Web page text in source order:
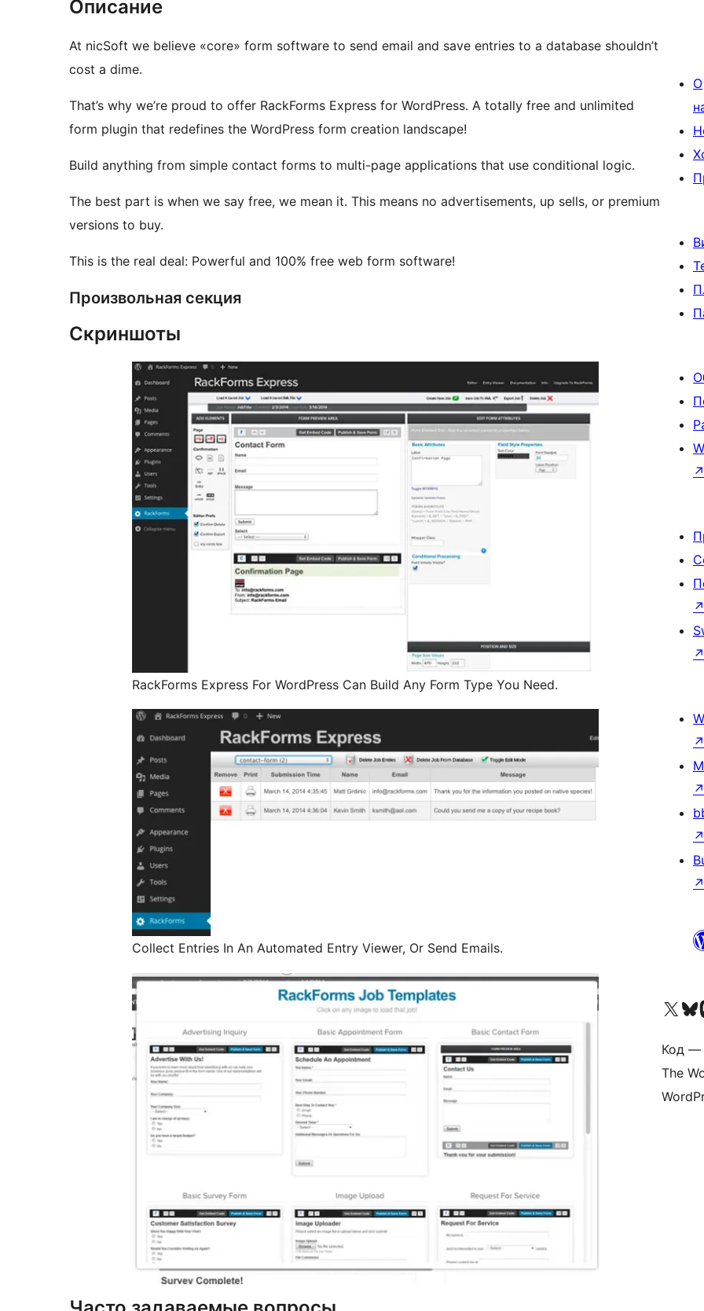
Описание
At nicSoft we believe «core» form software to send email and save entries to a database shouldn’t
cost a dime.
That’s why we’re proud to offer RackForms Express for WordPress. A totally free and unlimited
form plugin that redefines the WordPress form creation landscape!
Build anything from simple contact forms to multi-page applications that use conditional logic.
The best part is when we say free, we mean it. This means no advertisements, up sells, or premium
versions to buy.
This is the real deal: Powerful and 100% free web form software!
Произвольная секция
Скриншоты
RackForms Express For WordPress Can Build Any Form Type You Need.
Collect Entries In An Automated Entry Viewer, Or Send Emails.
О
↗
↗
↗
↗
↗
↗
↗
Посетите нас в
Посетите
Код —
The